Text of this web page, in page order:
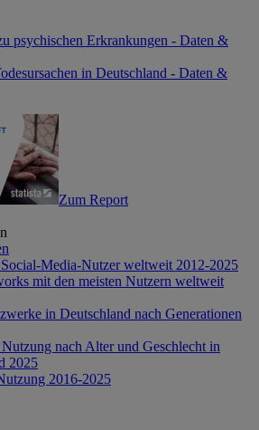
psychischen Erkrankungen - Daten &
in Deutschland - Daten &
Zum Report
Media-Nutzer weltweit 2012-2025
mit den meisten Nutzern weltweit
in Deutschland nach Generationen
nach Alter und Geschlecht in
2025
2016-2025